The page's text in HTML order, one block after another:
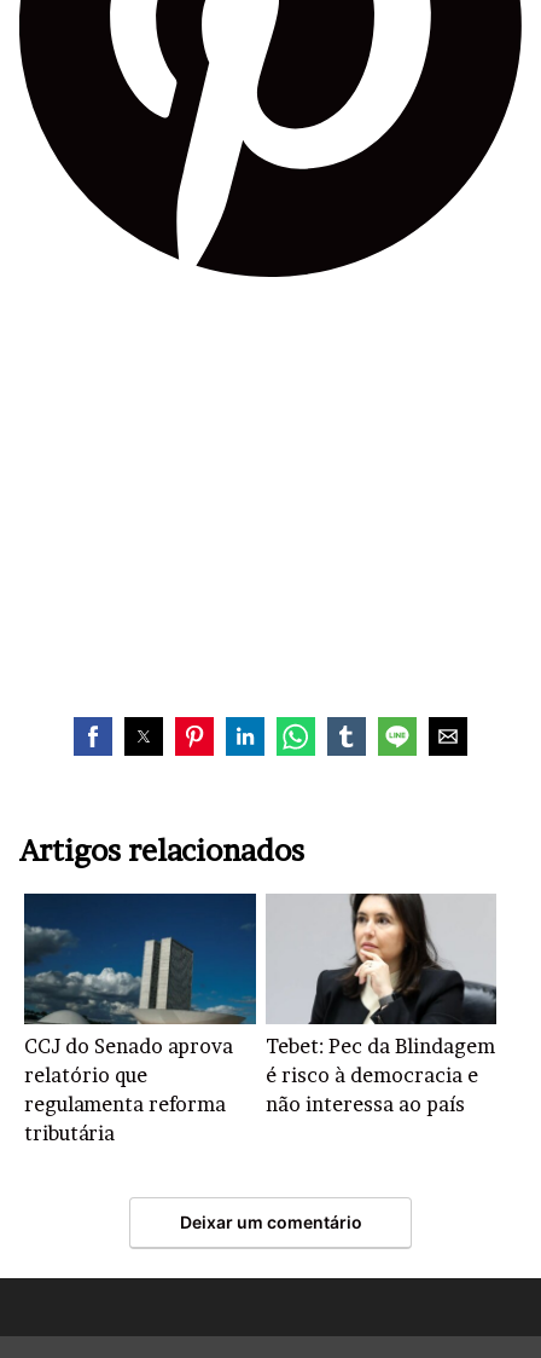
Artigos relacionados
CCJ do Senado aprova
relatório que
regulamenta reforma
tributária
Tebet: Pec da Blindagem
é risco à democracia e
não interessa ao país
Deixar um comentário